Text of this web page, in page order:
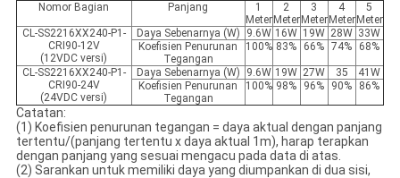
Nomor Bagian Panjang
1
Meter
2
Meter
3
Meter
4
Meter
5
Meter
CL-SS2216XX240-P1-
CRI90-12V
(12VDC versi)
Daya Sebenarnya (W) 9.6W 16W 19W 28W 33W
Koefisien Penurunan
Tegangan
100% 83% 66% 74% 68%
CL-SS2216XX240-P1-
CRI90-24V
(24VDC versi)
Daya Sebenarnya (W) 9.6W 19W 27W 35
41W
Koefisien Penurunan
Tegangan
100% 98% 96% 90% 86%
Catatan:
(1) Koefisien penurunan tegangan = daya aktual dengan panjang
tertentu/(panjang tertentu x daya aktual 1m), harap terapkan
dengan panjang yang sesuai mengacu pada data di atas.
(2) Sarankan untuk memiliki daya yang diumpankan di dua sisi,